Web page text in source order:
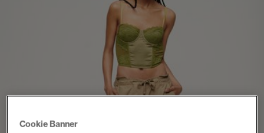
Cookie Banner